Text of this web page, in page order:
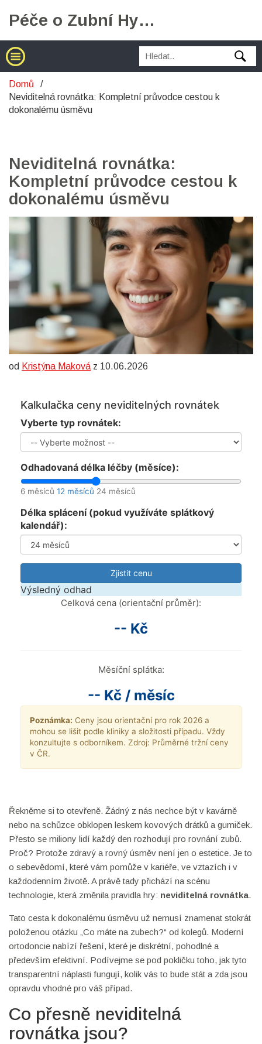
Péče o Zubní Hygienu
Domů
Neviditelná rovnátka: Kompletní průvodce cestou k
dokonalému úsměvu
Neviditelná rovnátka:
Kompletní průvodce cestou k
dokonalému úsměvu
od Kristýna Maková z 10.06.2026
Kalkulačka ceny neviditelných rovnátek
Vyberte typ rovnátek:
Odhadovaná délka léčby (měsíce):
6 měsíců 12 měsíců 24 měsíců
Délka splácení (pokud využíváte splátkový
kalendář):
Zjistit cenu
Výsledný odhad
Celková cena (orientační průměr):
-- Kč
Měsíční splátka:
-- Kč / měsíc
Poznámka: Ceny jsou orientační pro rok 2026 a
mohou se lišit podle kliniky a složitosti případu. Vždy
konzultujte s odborníkem. Zdroj: Průměrné tržní ceny
v ČR.
Řekněme si to otevřeně. Žádný z nás nechce být v kavárně
nebo na schůzce obklopen leskem kovových drátků a gumiček.
Přesto se miliony lidí každý den rozhodují pro rovnání zubů.
Proč? Protože zdravý a rovný úsměv není jen o estetice. Je to
o sebevědomí, které vám pomůže v kariéře, ve vztazích i v
každodenním životě. A právě tady přichází na scénu
technologie, která změnila pravidla hry: neviditelná rovnátka.
Tato cesta k dokonalému úsměvu už nemusí znamenat stokrát
položenou otázku „Co máte na zubech?“ od kolegů. Moderní
ortodoncie nabízí řešení, které je diskrétní, pohodlné a
především efektivní. Podívejme se pod pokličku toho, jak tyto
transparentní náplasti fungují, kolik vás to bude stát a zda jsou
opravdu vhodné pro váš případ.
Co přesně neviditelná
rovnátka jsou?